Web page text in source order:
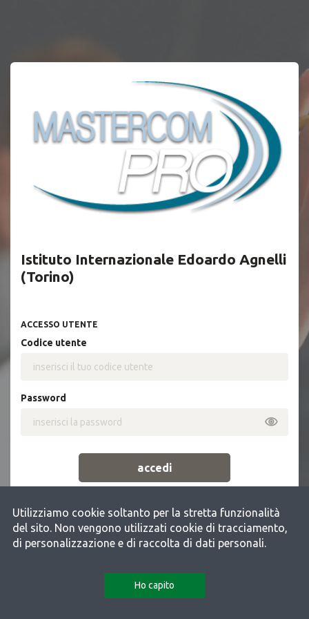
Istituto Internazionale Edoardo Agnelli
(Torino)
ACCESSO UTENTE
codice utente
password
accedi
Utilizziamo cookie soltanto per la stretta funzionalità
del sito. Non vengono utilizzati cookie di tracciamento,
di personalizzazione e di raccolta di dati personali.
Ho capito